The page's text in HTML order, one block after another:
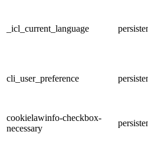
_icl_current_language
cli_user_preference
cookielawinfo-checkbox-
necessary